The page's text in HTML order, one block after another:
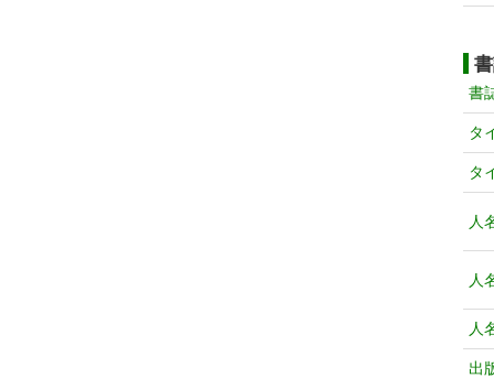
書
タ
タ
人
人
人
出